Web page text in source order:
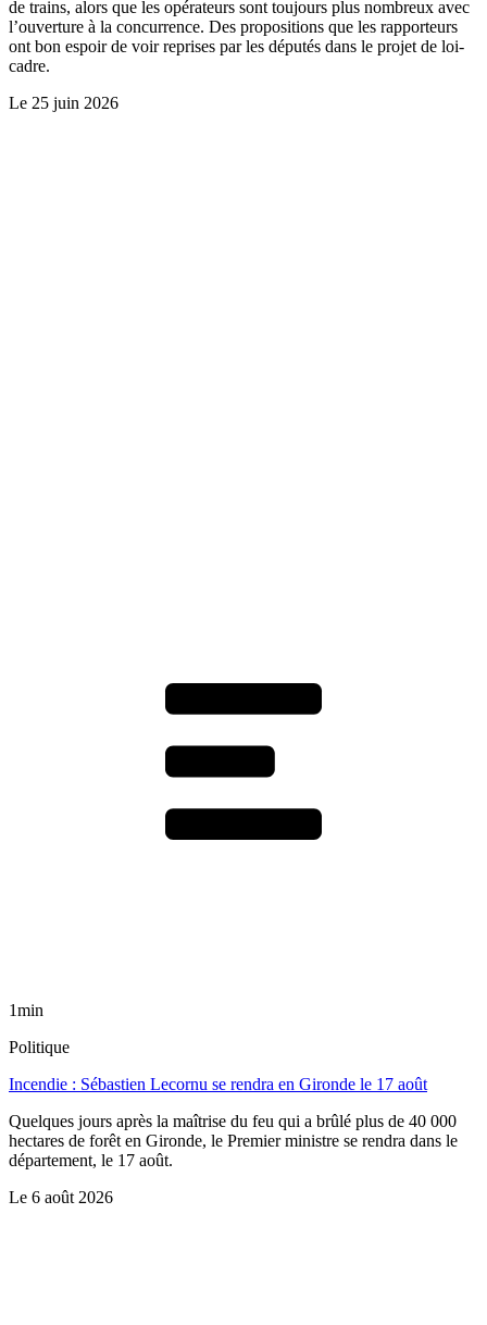
de trains, alors que les opérateurs sont toujours plus nombreux avec
l’ouverture à la concurrence. Des propositions que les rapporteurs
ont bon espoir de voir reprises par les députés dans le projet de loi-
cadre.
Le 25 juin 2026
1min
Politique
Incendie : Sébastien Lecornu se rendra en Gironde le 17 août
Quelques jours après la maîtrise du feu qui a brûlé plus de 40 000
hectares de forêt en Gironde, le Premier ministre se rendra dans le
département, le 17 août.
Le 6 août 2026